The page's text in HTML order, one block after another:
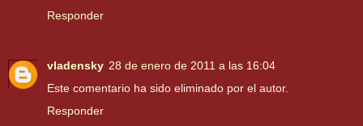
Responder
vladensky 28 de enero de 2011 a las 16:04
Este comentario ha sido eliminado por el autor.
Responder